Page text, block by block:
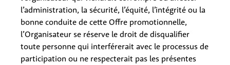
l’administration, la sécurité, l’équité, l’intégrité ou la
bonne conduite de cette Offre promotionnelle,
l’Organisateur se réserve le droit de disqualifier
toute personne qui interférerait avec le processus de
participation ou ne respecterait pas les présentes